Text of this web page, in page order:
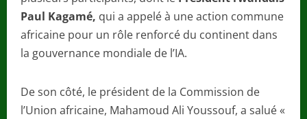
Paul Kagamé, qui a appelé à une action commune
africaine pour un rôle renforcé du continent dans
la gouvernance mondiale de l’IA.
De son côté, le président de la Commission de
l’Union africaine, Mahamoud Ali Youssouf, a salué «